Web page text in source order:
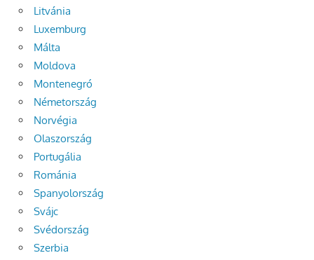
Litvánia
Luxemburg
Málta
Moldova
Montenegró
Németország
Norvégia
Olaszország
Portugália
Románia
Spanyolország
Svájc
Svédország
Szerbia